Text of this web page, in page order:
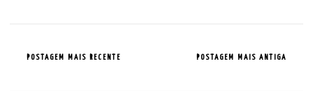
POSTAGEM MAIS RECENTE POSTAGEM MAIS ANTIGA